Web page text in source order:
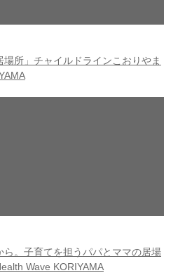
所」チャイルドラインこおりやま
ら。子育てを担うパパとママの居場
Wave KORIYAMA